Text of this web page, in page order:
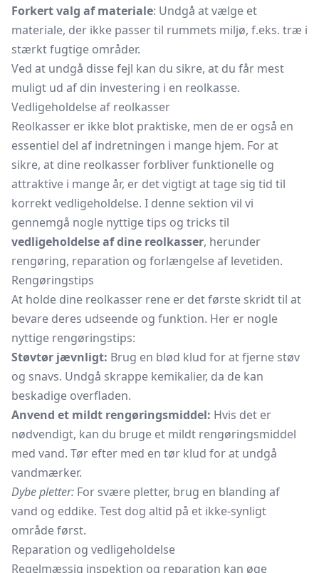
Forkert valg af materiale: Undgå at vælge et
materiale, der ikke passer til rummets miljø, f.eks. træ i
stærkt fugtige områder.
Ved at undgå disse fejl kan du sikre, at du får mest
muligt ud af din investering i en reolkasse.
Vedligeholdelse af reolkasser
Reolkasser er ikke blot praktiske, men de er også en
essentiel del af indretningen i mange hjem. For at
sikre, at dine reolkasser forbliver funktionelle og
attraktive i mange år, er det vigtigt at tage sig tid til
korrekt vedligeholdelse. I denne sektion vil vi
gennemgå nogle nyttige tips og tricks til
vedligeholdelse af dine reolkasser, herunder
rengøring, reparation og forlængelse af levetiden.
Rengøringstips
At holde dine reolkasser rene er det første skridt til at
bevare deres udseende og funktion. Her er nogle
nyttige rengøringstips:
Støvtør jævnligt: Brug en blød klud for at fjerne støv
og snavs. Undgå skrappe kemikalier, da de kan
beskadige overfladen.
Anvend et mildt rengøringsmiddel: Hvis det er
nødvendigt, kan du bruge et mildt rengøringsmiddel
med vand. Tør efter med en tør klud for at undgå
vandmærker.
Dybe pletter: For svære pletter, brug en blanding af
vand og eddike. Test dog altid på et ikke-synligt
område først.
Reparation og vedligeholdelse
Regelmæssig inspektion og reparation kan øge